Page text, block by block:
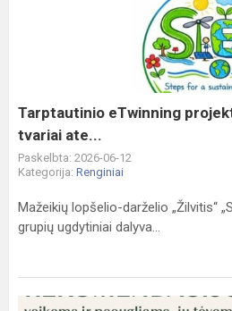
Tarptautinio eTwinning
tvariai ate...
Paskelbta: 2026-06-12
Kategorija: Renginiai
Mažeikių lopšelio-darželio „Žilvitis“
grupių ugdytiniai dalyva...
Rekomendacijos